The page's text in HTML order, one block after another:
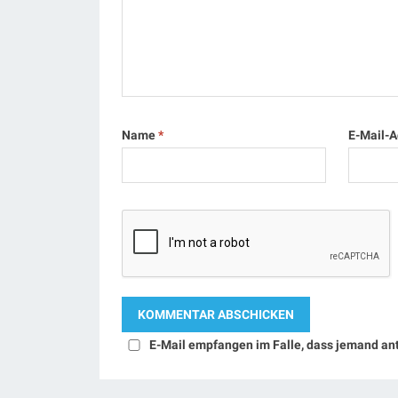
Name* E-Mail-
E-Mail empfangen im Falle, dass jemand